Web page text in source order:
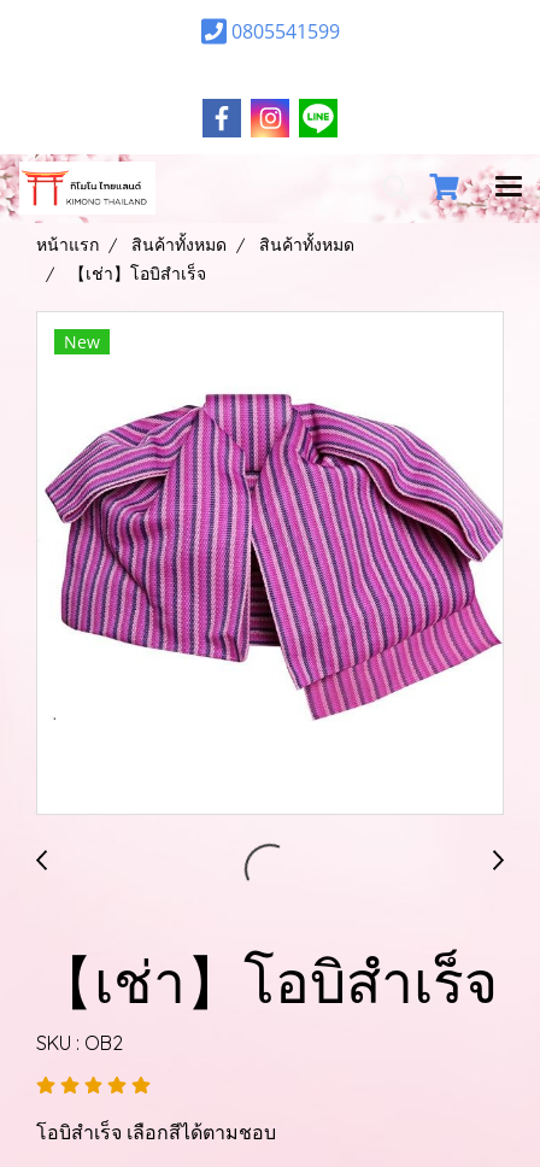
0805541599
หน้าแรก สินค้าทั้งหมด
สินค้าทั้งหมด
【เช่า】โอบิสำเร็จ
New
【เช่า】โอบิสำเร็จ
SKU : OB2
โอบิสำเร็จ เลือกสีได้ตามชอบ